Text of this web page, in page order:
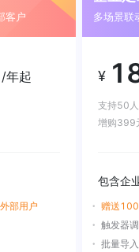
客户
/年起
部用户
多场景联
¥
支持50人
增购399
包含企
赠送
触发器
批量导